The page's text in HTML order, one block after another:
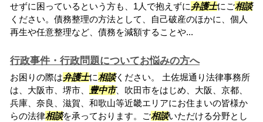
せずに困っているという方も、1人で抱えずに弁護士にご相談
ください。債務整理の方法として、自己破産のほかに、個人
再生や任意整理など、債務を減額することや...
行政事件・行政問題についてお悩みの方へ
お困りの際は弁護士に相談ください。 土佐堀通り法律事務所
は、大阪市、堺市、
豊中市、吹田市をはじめ、大阪、京都、
兵庫、奈良、滋賀、和歌山等近畿エリアにお住まいの皆様か
らの法律相談を承っております。ご相談いただける分野とし